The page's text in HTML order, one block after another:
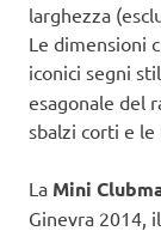
larghezza
Le dimensioni
iconici segni
esagonale del
sbalzi corti e
La Mini
Ginevra 2014,